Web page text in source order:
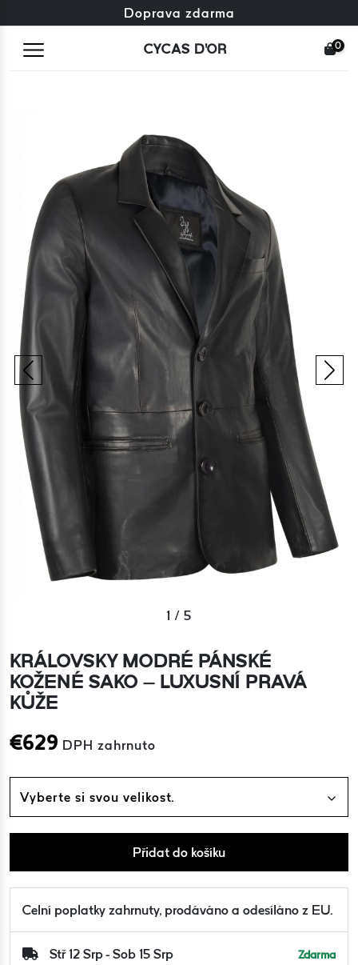
Zdarma výměna + zdarma vrácení
Doprava zdarma
CYCAS D'OR 0
1 / 5
KRÁLOVSKY MODRÉ PÁNSKÉ
KOŽENÉ SAKO – LUXUSNÍ PRAVÁ
KŮŽE
€629 DPH zahrnuto
Vyberte si svou velikost.
Přidat do košíku
Celní poplatky zahrnuty, prodáváno a odesíláno z EU.
Stř 12 Srp - Sob 15 Srp
Zdarma